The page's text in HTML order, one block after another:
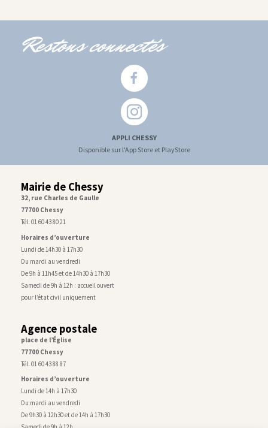
Restons connectés
APPLI CHESSY
Disponible sur l'App Store et PlayStore
Mairie de Chessy
32, rue Charles de Gaulle
77700 Chessy
Tél. 01 60 43 80 21
Horaires d’ouverture
Lundi de 14h30 à 17h30
Du mardi au vendredi
De 9h à 11h45 et de 14h30 à 17h30
Samedi de 9h à 12h : accueil ouvert
pour l’état civil uniquement
Agence postale
place de l’Église
77700 Chessy
Tél. 01 60 43 88 87
Horaires d’ouverture
Lundi de 14h à 17h30
Du mardi au vendredi
De 9h30 à 12h30 et de 14h à 17h30